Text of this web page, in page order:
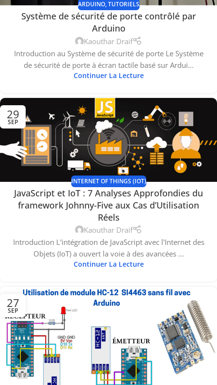
ARDUINO,TUTORIELS
Système de sécurité de porte contrôlé par
Arduino
Kaouthar Draif
Introduction au Système de sécurité de porte Le Système
de sécurité de porte à écran tactile basé sur Ardui...
Continuer La Lecture
29
SEP
INTERNET OF THINGS (IOT)
JavaScript et IoT : 7 Analyses Approfondies du
framework Johnny-Five aux Cas d’Utilisation
Réels
Kaouthar Draif
Introduction L'intégration de JavaScript avec l'Internet des
Objets (IoT) a ouvert la voie à des avancées ...
Continuer La Lecture
27
SEP